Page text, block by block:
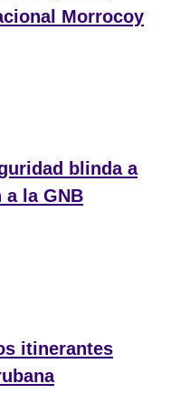
Morrocoy
blinda a
a la GNB
itinerantes